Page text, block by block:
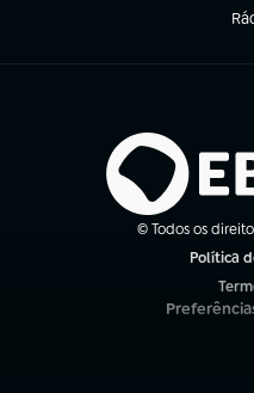
© Todos os
Política
(abre